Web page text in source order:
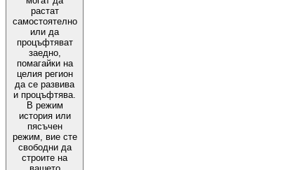
растат
самостоятелно
или да
процъфтяват
заедно,
помагайки на
целия регион
да се развива
и процъфтява.
В режим
история или
пясъчен
режим, вие сте
свободни да
строите на